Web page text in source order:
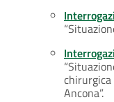
Ancona”.